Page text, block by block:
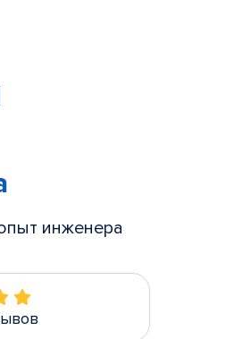
инженера